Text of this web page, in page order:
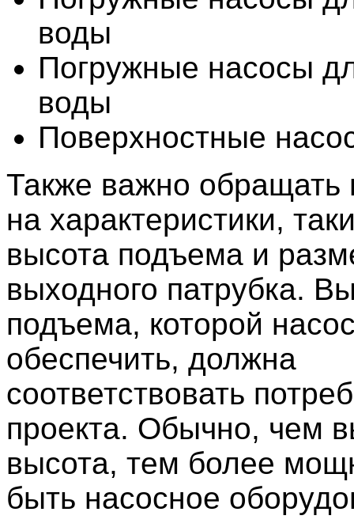
воды
Погружные насосы
воды
Поверхностные
Также важно обращать
на характеристики,
высота подъема и
выходного патрубка.
подъема, которой
обеспечить, должна
соответствовать
проекта. Обычно, чем
высота, тем более
быть насосное